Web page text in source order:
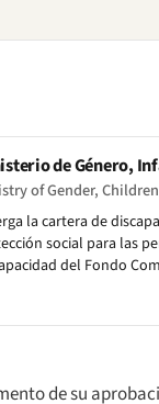
de Género,
of Gender,
la cartera de
social para las
del Fondo
de su